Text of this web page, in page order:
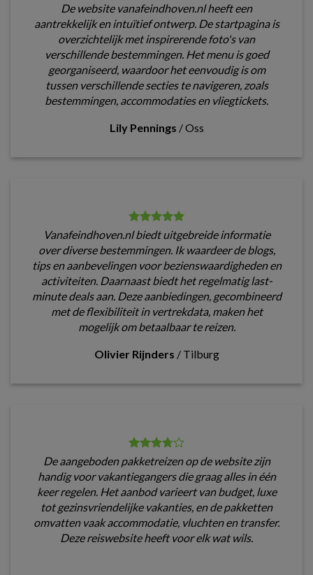
De website vanafeindhoven.nl heeft een
aantrekkelijk en intuïtief ontwerp. De startpagina is
overzichtelijk met inspirerende foto's van
verschillende bestemmingen. Het menu is goed
georganiseerd, waardoor het eenvoudig is om
tussen verschillende secties te navigeren, zoals
bestemmingen, accommodaties en vliegtickets.
Lily Pennings /Oss
Vanafeindhoven.nl biedt uitgebreide informatie
over diverse bestemmingen. Ik waardeer de blogs,
tips en aanbevelingen voor bezienswaardigheden en
activiteiten. Daarnaast biedt het regelmatig last-
minute deals aan. Deze aanbiedingen, gecombineerd
met de flexibiliteit in vertrekdata, maken het
mogelijk om betaalbaar te reizen.
Olivier Rijnders / Tilburg
De aangeboden pakketreizen op de website zijn
handig voor vakantiegangers die graag alles in één
keer regelen. Het aanbod varieert van budget, luxe
tot gezinsvriendelijke vakanties, en de pakketten
omvatten vaak accommodatie, vluchten en transfer.
Deze reiswebsite heeft voor elk wat wils.